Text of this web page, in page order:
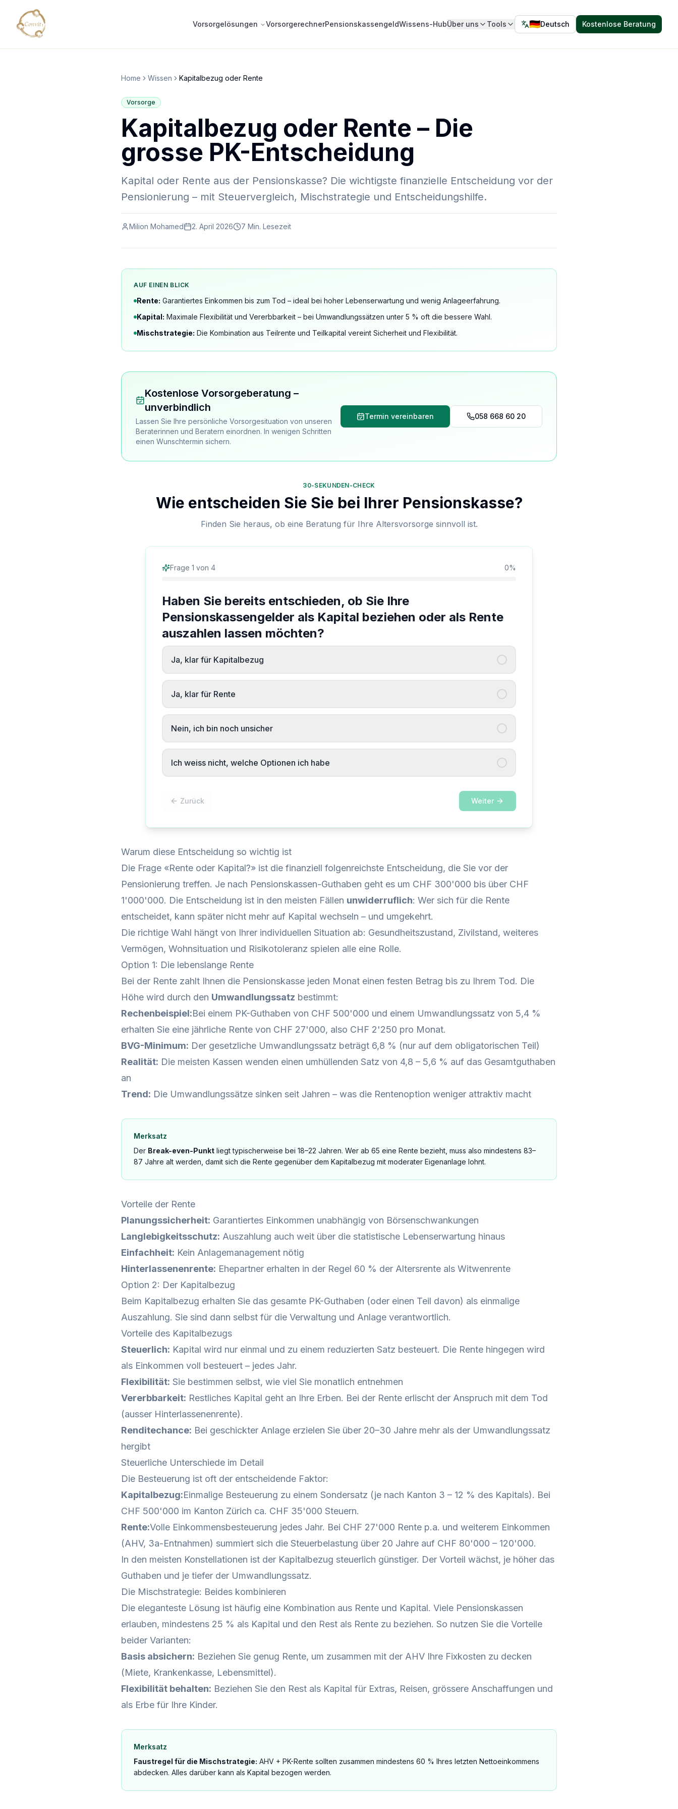
Vorsorgelösungen VorsorgerechnerPensionskassengeldWissens-HubÜber uns Tools 🇩🇪Deutsch
Sprache wählen – aktuellDeutsch
Kostenlose Beratung
Home Wissen Kapitalbezug oder Rente
Vorsorge
Kapitalbezug oder Rente – Die
grosse PK-Entscheidung
Kapital oder Rente aus der Pensionskasse? Die wichtigste finanzielle Entscheidung vor der
Pensionierung – mit Steuervergleich, Mischstrategie und Entscheidungshilfe.
Milion Mohamed 2. April 2026 7 Min. Lesezeit
AUF EINEN BLICK
Rente: Garantiertes Einkommen bis zum Tod – ideal bei hoher Lebenserwartung und wenig Anlageerfahrung.
Kapital: Maximale Flexibilität und Vererbbarkeit – bei Umwandlungssätzen unter 5 % oft die bessere Wahl.
Mischstrategie: Die Kombination aus Teilrente und Teilkapital vereint Sicherheit und Flexibilität.
Kostenlose Vorsorgeberatung –
unverbindlich
Lassen Sie Ihre persönliche Vorsorgesituation von unseren
Beraterinnen und Beratern einordnen. In wenigen Schritten
einen Wunschtermin sichern.
Termin vereinbaren 058 668 60 20
30-SEKUNDEN-CHECK
Wie entscheiden Sie Sie bei Ihrer Pensionskasse?
Finden Sie heraus, ob eine Beratung für Ihre Altersvorsorge sinnvoll ist.
Frage 1 von 4 0%
Haben Sie bereits entschieden, ob Sie Ihre
Pensionskassengelder als Kapital beziehen oder als Rente
auszahlen lassen möchten?
Ja, klar für Kapitalbezug
Ja, klar für Rente
Nein, ich bin noch unsicher
Ich weiss nicht, welche Optionen ich habe
Zurück Weiter
Warum diese Entscheidung so wichtig ist
Die Frage «Rente oder Kapital?» ist die finanziell folgenreichste Entscheidung, die Sie vor der
Pensionierung treffen. Je nach Pensionskassen-Guthaben geht es um CHF 300'000 bis über CHF
1'000'000. Die Entscheidung ist in den meisten Fällen unwiderruflich: Wer sich für die Rente
entscheidet, kann später nicht mehr auf Kapital wechseln – und umgekehrt.
Die richtige Wahl hängt von Ihrer individuellen Situation ab: Gesundheitszustand, Zivilstand, weiteres
Vermögen, Wohnsituation und Risikotoleranz spielen alle eine Rolle.
Option 1: Die lebenslange Rente
Bei der Rente zahlt Ihnen die Pensionskasse jeden Monat einen festen Betrag bis zu Ihrem Tod. Die
Höhe wird durch den Umwandlungssatz bestimmt:
Rechenbeispiel:Bei einem PK-Guthaben von CHF 500'000 und einem Umwandlungssatz von 5,4 %
erhalten Sie eine jährliche Rente von CHF 27'000, also CHF 2'250 pro Monat.
BVG-Minimum: Der gesetzliche Umwandlungssatz beträgt 6,8 % (nur auf dem obligatorischen Teil)
Realität: Die meisten Kassen wenden einen umhüllenden Satz von 4,8 – 5,6 % auf das Gesamtguthaben
an
Trend: Die Umwandlungssätze sinken seit Jahren – was die Rentenoption weniger attraktiv macht
Merksatz
Der Break-even-Punkt liegt typischerweise bei 18–22 Jahren. Wer ab 65 eine Rente bezieht, muss also mindestens 83–
87 Jahre alt werden, damit sich die Rente gegenüber dem Kapitalbezug mit moderater Eigenanlage lohnt.
Vorteile der Rente
Planungssicherheit: Garantiertes Einkommen unabhängig von Börsenschwankungen
Langlebigkeitsschutz: Auszahlung auch weit über die statistische Lebenserwartung hinaus
Einfachheit: Kein Anlagemanagement nötig
Hinterlassenenrente: Ehepartner erhalten in der Regel 60 % der Altersrente als Witwenrente
Option 2: Der Kapitalbezug
Beim Kapitalbezug erhalten Sie das gesamte PK-Guthaben (oder einen Teil davon) als einmalige
Auszahlung. Sie sind dann selbst für die Verwaltung und Anlage verantwortlich.
Vorteile des Kapitalbezugs
Steuerlich: Kapital wird nur einmal und zu einem reduzierten Satz besteuert. Die Rente hingegen wird
als Einkommen voll besteuert – jedes Jahr.
Flexibilität: Sie bestimmen selbst, wie viel Sie monatlich entnehmen
Vererbbarkeit: Restliches Kapital geht an Ihre Erben. Bei der Rente erlischt der Anspruch mit dem Tod
(ausser Hinterlassenenrente).
Renditechance: Bei geschickter Anlage erzielen Sie über 20–30 Jahre mehr als der Umwandlungssatz
hergibt
Steuerliche Unterschiede im Detail
Die Besteuerung ist oft der entscheidende Faktor:
Kapitalbezug:Einmalige Besteuerung zu einem Sondersatz (je nach Kanton 3 – 12 % des Kapitals). Bei
CHF 500'000 im Kanton Zürich ca. CHF 35'000 Steuern.
Rente:Volle Einkommensbesteuerung jedes Jahr. Bei CHF 27'000 Rente p.a. und weiterem Einkommen
(AHV, 3a-Entnahmen) summiert sich die Steuerbelastung über 20 Jahre auf CHF 80'000 – 120'000.
In den meisten Konstellationen ist der Kapitalbezug steuerlich günstiger. Der Vorteil wächst, je höher das
Guthaben und je tiefer der Umwandlungssatz.
Die Mischstrategie: Beides kombinieren
Die eleganteste Lösung ist häufig eine Kombination aus Rente und Kapital. Viele Pensionskassen
erlauben, mindestens 25 % als Kapital und den Rest als Rente zu beziehen. So nutzen Sie die Vorteile
beider Varianten:
Basis absichern: Beziehen Sie genug Rente, um zusammen mit der AHV Ihre Fixkosten zu decken
(Miete, Krankenkasse, Lebensmittel).
Flexibilität behalten: Beziehen Sie den Rest als Kapital für Extras, Reisen, grössere Anschaffungen und
als Erbe für Ihre Kinder.
Merksatz
Faustregel für die Mischstrategie: AHV + PK-Rente sollten zusammen mindestens 60 % Ihres letzten Nettoeinkommens
abdecken. Alles darüber kann als Kapital bezogen werden.